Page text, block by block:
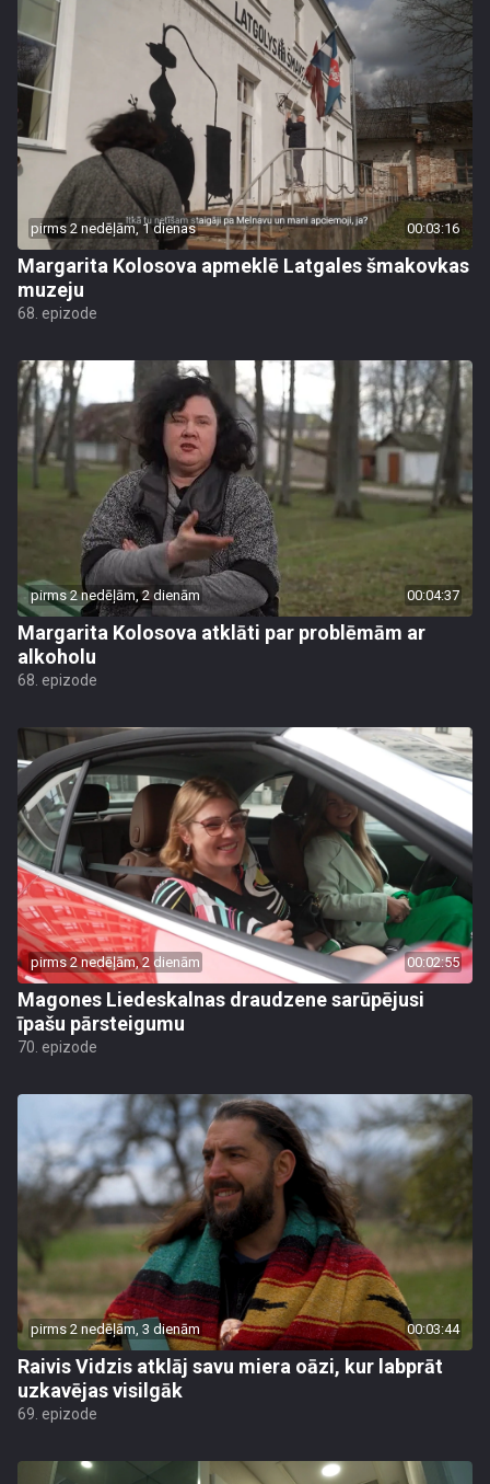
pirms 2 nedēļām, 1 dienas 00:03:16
Margarita Kolosova apmeklē Latgales šmakovkas
muzeju
68. epizode
pirms 2 nedēļām, 2 dienām 00:04:37
Margarita Kolosova atklāti par problēmām ar
alkoholu
68. epizode
pirms 2 nedēļām, 2 dienām 00:02:55
Magones Liedeskalnas draudzene sarūpējusi
īpašu pārsteigumu
70. epizode
pirms 2 nedēļām, 3 dienām 00:03:44
Raivis Vidzis atklāj savu miera oāzi, kur labprāt
uzkavējas visilgāk
69. epizode